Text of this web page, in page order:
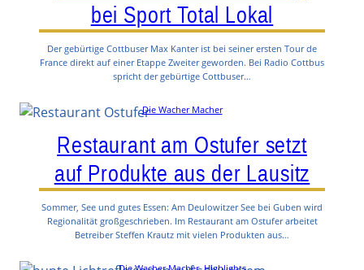
bei Sport Total Lokal
Der gebürtige Cottbuser Max Kanter ist bei seiner ersten Tour de
France direkt auf einer Etappe Zweiter geworden. Bei Radio Cottbus
spricht der gebürtige Cottbuser…
Die Wacher Macher
Restaurant am Ostufer setzt
auf Produkte aus der Lausitz
Sommer, See und gutes Essen: Am Deulowitzer See bei Guben wird
Regionalität großgeschrieben. Im Restaurant am Ostufer arbeitet
Betreiber Steffen Krautz mit vielen Produkten aus…